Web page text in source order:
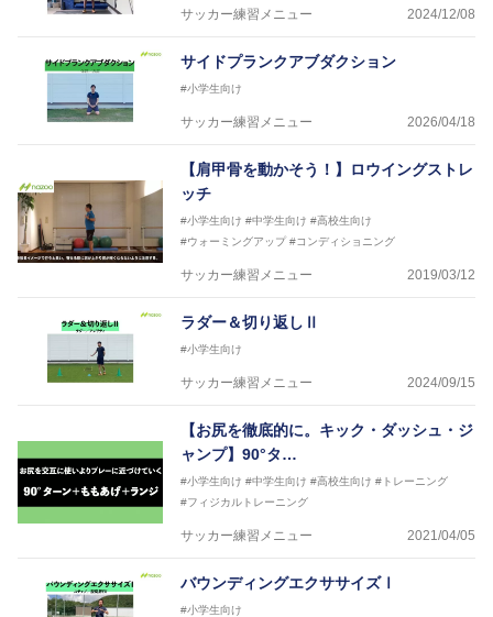
サッカー練習メニュー 2024/12/08
サイドプランクアブダクション
#小学生向け
サッカー練習メニュー 2026/04/18
【肩甲骨を動かそう！】ロウイングストレ
ッチ
#小学生向け #中学生向け #高校生向け
#ウォーミングアップ #コンディショニング
サッカー練習メニュー 2019/03/12
ラダー＆切り返しⅡ
#小学生向け
サッカー練習メニュー 2024/09/15
【お尻を徹底的に。キック・ダッシュ・ジ
ャンプ】90°タ…
#小学生向け #中学生向け #高校生向け #トレーニング
#フィジカルトレーニング
サッカー練習メニュー 2021/04/05
バウンディングエクササイズⅠ
#小学生向け